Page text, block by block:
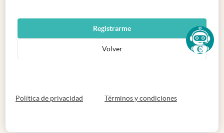
Registrarme
Volver
Política de privacidad abre en nueva pestaña
Términos y condicionesabre en nueva